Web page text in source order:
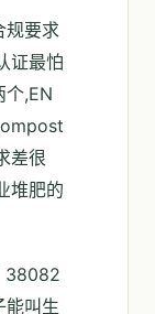
规要求
证最怕
个,EN
差很
堆肥的
38082
能叫生